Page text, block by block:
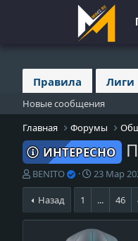
Правила Лиги
Новые сообщения
Главная
Форумы
ИНТЕРЕСНО
А
в
т
р
BENITO
Д
а
н
23 Мар
Назад 1 ... 46